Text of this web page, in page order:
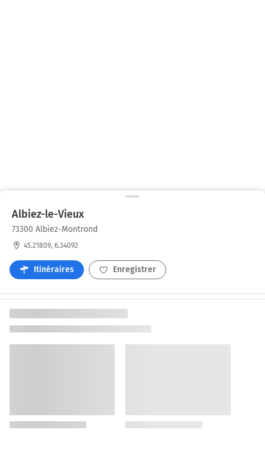
Albiez-le-Vieux
73300 Albiez-Montrond
45.21809, 6.34092
Itinéraires Enregistrer